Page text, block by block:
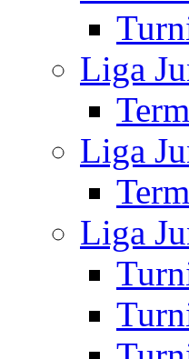
Liga
Liga
Liga